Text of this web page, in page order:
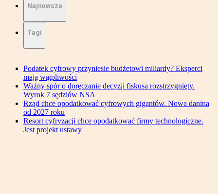
Najnowsze
Tagi
Podatek cyfrowy przyniesie budżetowi miliardy? Eksperci
mają wątpliwości
Ważny spór o doręczanie decyzji fiskusa rozstrzygnięty.
Wyrok 7 sędziów NSA
Rząd chce opodatkować cyfrowych gigantów. Nowa danina
od 2027 roku
Resort cyfryzacji chce opodatkować firmy technologiczne.
Jest projekt ustawy